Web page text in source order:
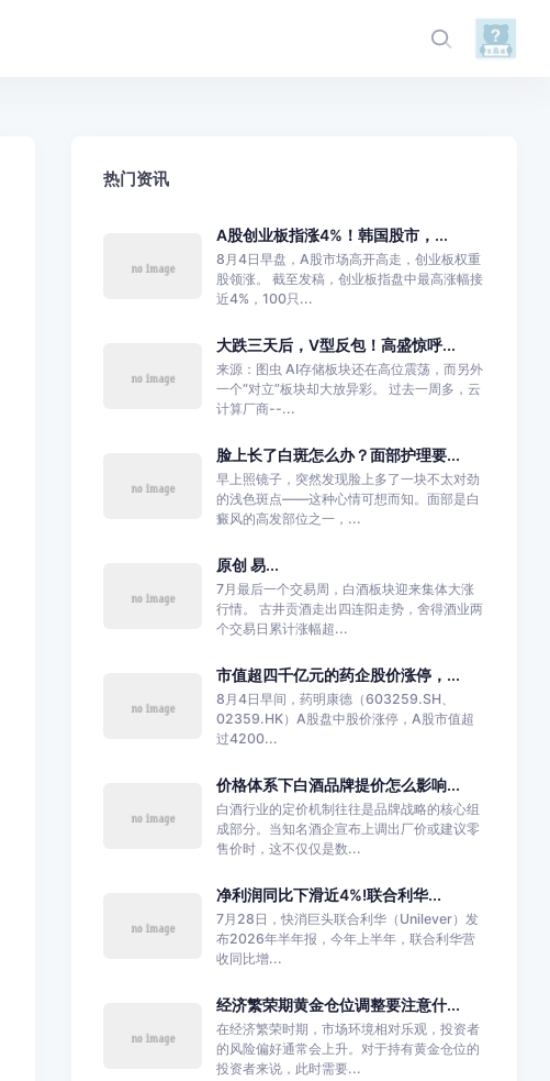
热门资讯
A股创业板指涨4%！韩国股市，...
8月4日早盘，A股市场高开高走，创业板权重
股领涨。 截至发稿，创业板指盘中最高涨幅接
近4%，100只...
大跌三天后，V型反包！高盛惊呼...
来源：图虫 AI存储板块还在高位震荡，而另外
一个“对立”板块却大放异彩。 过去一周多，云
计算厂商--...
脸上长了白斑怎么办？面部护理要...
早上照镜子，突然发现脸上多了一块不太对劲
的浅色斑点——这种心情可想而知。面部是白
癜风的高发部位之一，...
原创 易...
7月最后一个交易周，白酒板块迎来集体大涨
行情。 古井贡酒走出四连阳走势，舍得酒业两
个交易日累计涨幅超...
市值超四千亿元的药企股价涨停，...
8月4日早间，药明康德（603259.SH、
02359.HK）A股盘中股价涨停，A股市值超
过4200...
价格体系下白酒品牌提价怎么影响...
白酒行业的定价机制往往是品牌战略的核心组
成部分。当知名酒企宣布上调出厂价或建议零
售价时，这不仅仅是数...
净利润同比下滑近4%!联合利华...
7月28日，快消巨头联合利华（Unilever）发
布2026年半年报，今年上半年，联合利华营
收同比增...
经济繁荣期黄金仓位调整要注意什...
在经济繁荣时期，市场环境相对乐观，投资者
的风险偏好通常会上升。对于持有黄金仓位的
投资者来说，此时需要...